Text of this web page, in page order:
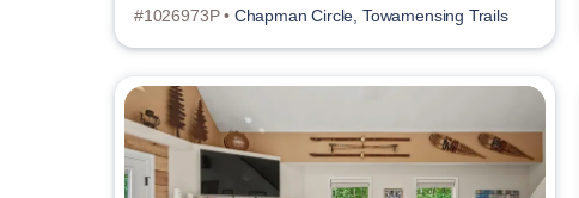
#1026973P • Chapman Circle, Towamensing Trails